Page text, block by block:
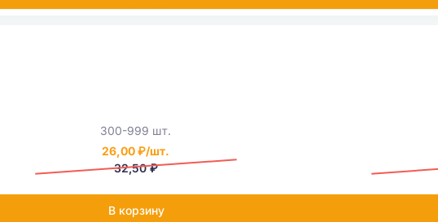
300-999 шт.
26,00 ₽/шт.
32,50 ₽
В корзину